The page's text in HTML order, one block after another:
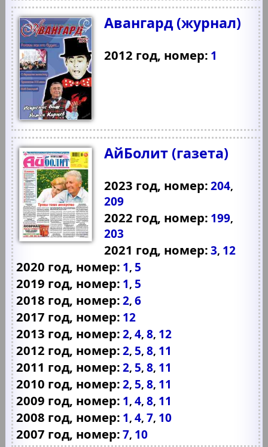
Авангард (журнал)
2012 год, номер: 1
АйБолит (газета)
2023 год, номер: 204,
209
2022 год, номер: 199,
203
2021 год, номер: 3, 12
2020 год, номер: 1, 5
2019 год, номер: 1, 5
2018 год, номер: 2,6
2017 год, номер: 12
2013 год, номер: 2,4,8, 12
2012 год, номер: 2, 5,8, 11
2011 год, номер: 2, 5,8, 11
2010 год, номер: 2, 5,8, 11
2009 год, номер: 1,4,8, 11
2008 год, номер: 1,4,7, 10
2007 год, номер: 7, 10